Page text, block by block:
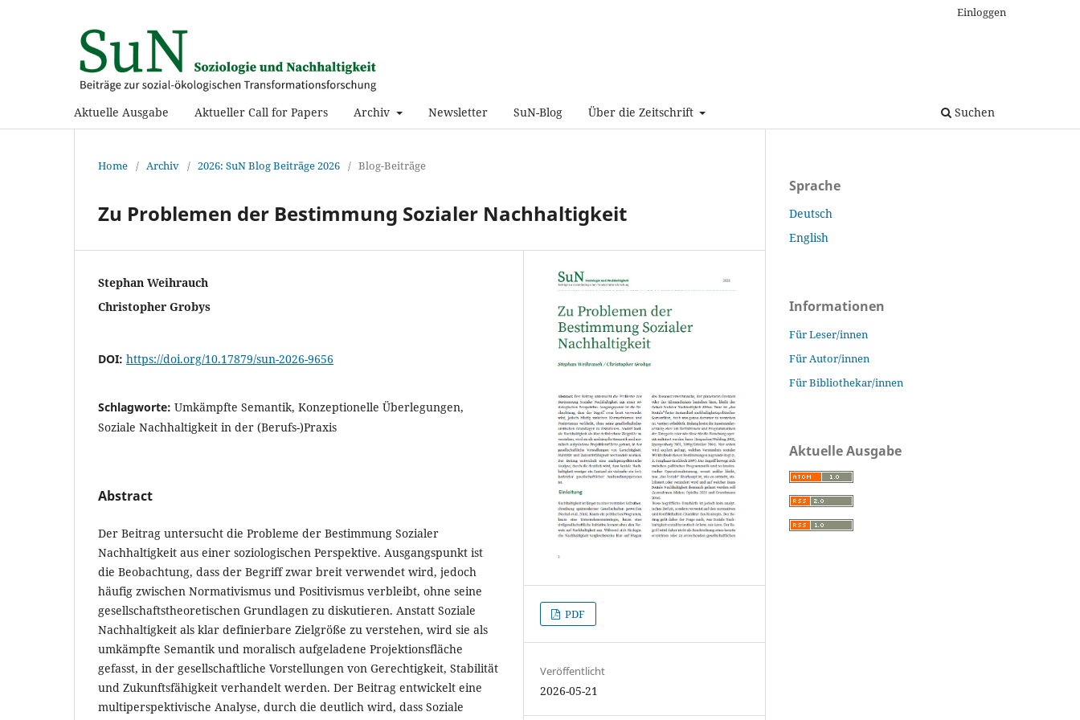
Aktuelle Ausgabe Aktueller Call for Papers Archiv Newsletter SuN-Blog Über die Zeitschrift Suchen
Einloggen
Home / Archiv / 2026: SuN Blog Beiträge 2026 / Blog-Beiträge
Zu Problemen der Bestimmung Sozialer Nachhaltigkeit
Stephan Weihrauch
Christopher Grobys
DOI: https://doi.org/10.17879/sun-2026-9656
Schlagworte: Umkämpfte Semantik, Konzeptionelle Überlegungen,
Soziale Nachhaltigkeit in der (Berufs-)Praxis
Abstract
Der Beitrag untersucht die Probleme der Bestimmung Sozialer
Nachhaltigkeit aus einer soziologischen Perspektive. Ausgangspunkt ist
die Beobachtung, dass der Begriff zwar breit verwendet wird, jedoch
häufig zwischen Normativismus und Positivismus verbleibt, ohne seine
gesellschaftstheoretischen Grundlagen zu diskutieren. Anstatt Soziale
Nachhaltigkeit als klar definierbare Zielgröße zu verstehen, wird sie als
umkämpfte Semantik und moralisch aufgeladene Projektionsfläche
gefasst, in der gesellschaftliche Vorstellungen von Gerechtigkeit, Stabilität
und Zukunftsfähigkeit verhandelt werden. Der Beitrag entwickelt eine
multiperspektivische Analyse, durch die deutlich wird, dass Soziale
PDF
Veröffentlicht
2026-05-21
Sprache
Deutsch
English
Informationen
Für Leser/innen
Für Autor/innen
Für Bibliothekar/innen
Aktuelle Ausgabe